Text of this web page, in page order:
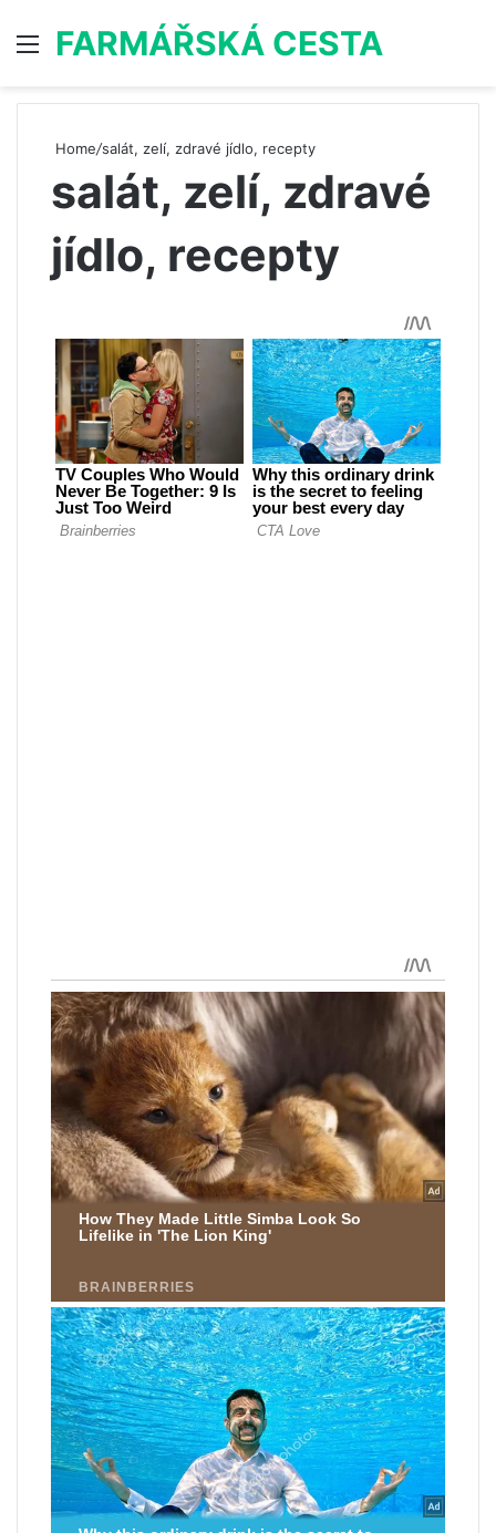
Menu
FARMÁŘSKÁ CESTA
Home/salát, zelí, zdravé jídlo, recepty
salát, zelí, zdravé
jídlo, recepty